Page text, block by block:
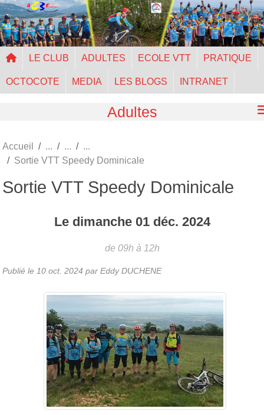
LE CLUB ADULTES ECOLE VTT PRATIQUE
OCTOCOTE MEDIA LES BLOGS INTRANET
Adultes
Accueil
Sortie VTT Speedy Dominicale
Sortie VTT Speedy Dominicale
Le dimanche 01 déc. 2024
de 09h à 12h
Publié le 10 oct. 2024 par Eddy DUCHENE
Panneau de gestion des cookies